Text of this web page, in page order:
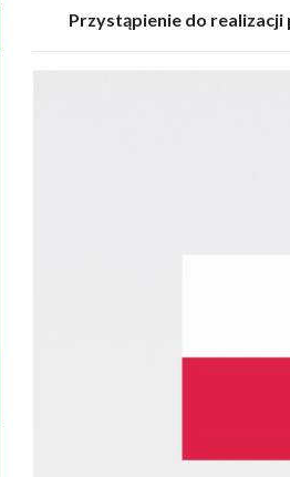
Przystąpienie do